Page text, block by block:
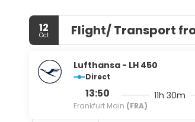
12
Oct Flight/ Transport
Lufthansa - LH 450
Direct
13:50
Frankfurt Main (FRA)
11h 30m